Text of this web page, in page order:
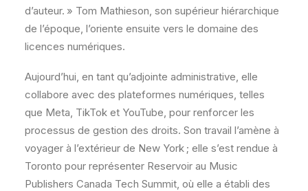
d’auteur. » Tom Mathieson, son supérieur hiérarchique
de l’époque, l’oriente ensuite vers le domaine des
licences numériques.
Aujourd’hui, en tant qu’adjointe administrative, elle
collabore avec des plateformes numériques, telles
que Meta, TikTok et YouTube, pour renforcer les
processus de gestion des droits. Son travail l’amène à
voyager à l’extérieur de New York ; elle s’est rendue à
Toronto pour représenter Reservoir au Music
Publishers Canada Tech Summit, où elle a établi des